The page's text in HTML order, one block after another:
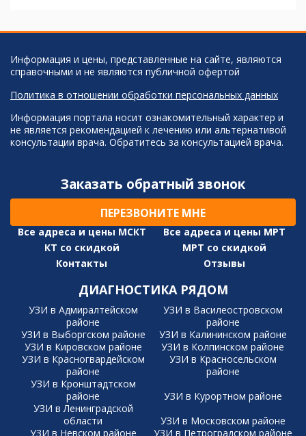
Информация и цены, представленные на сайте, являются
справочными и не являются публичной офертой
Политика в отношении обработки персональных данных
Информация портала носит ознакомительный характер и
не является рекомендацией к лечению или альтернативой
консультации врача. Обратитесь за консультацией врача.
Заказать обратный звонок
ПЕРЕЗВОНИТЕ МНЕ
Все адреса и цены МСКТ
Все адреса и цены МРТ
КТ со скидкой
МРТ со скидкой
Контакты
Отзывы
ДИАГНОСТИКА РЯДОМ
УЗИ в Адмиралтейском
районе
УЗИ в Василеостровском
районе
УЗИ в Выборгском районе
УЗИ в Калининском районе
УЗИ в Кировском районе
УЗИ в Колпинском районе
УЗИ в Красногвардейском
районе
УЗИ в Красносельском
районе
УЗИ в Кронштадтском
районе
УЗИ в Курортном районе
УЗИ в Ленинградской
области
УЗИ в Московском районе
УЗИ в Невском районе
УЗИ в Петроградском районе